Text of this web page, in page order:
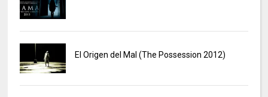
El Origen del Mal (The Possession 2012)